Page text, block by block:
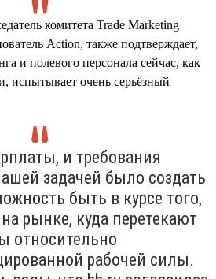
комитета Trade Marketing
Action, также подтверждает,
и полевого персонала сейчас, как
испытывает очень серьёзный
и требования
задачей было создать
быть в курсе того,
рынке, куда перетекают
относительно
рабочей силы.